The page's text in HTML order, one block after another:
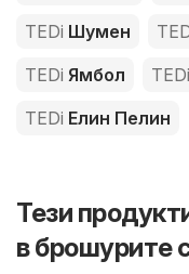
TEDi Шумен
TEDi Ямбол TEDi
TEDi Елин Пелин
Тези
в брошурите